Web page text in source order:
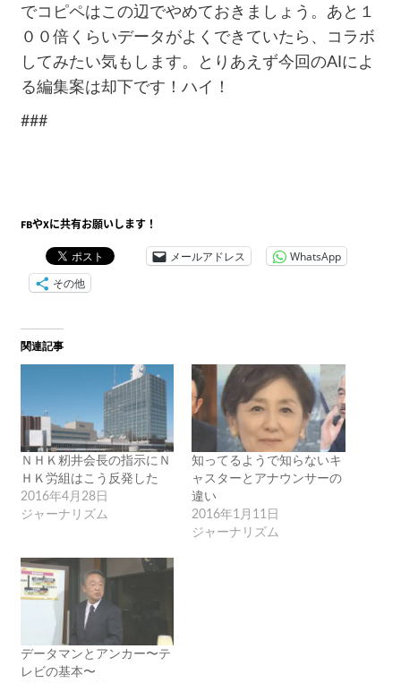
でコピペはこの辺でやめておきましょう。あと１
００倍くらいデータがよくできていたら、コラボ
してみたい気もします。とりあえず今回のAIによ
る編集案は却下です！ハイ！
###
FBやXに共有お願いします！
メールアドレス
WhatsApp
その他
関連記事
ＮＨＫ籾井会長の指示にＮ
ＨＫ労組はこう反発した
2016年4月28日
ジャーナリズム
知ってるようで知らないキ
ャスターとアナウンサーの
違い
2016年1月11日
ジャーナリズム
データマンとアンカー〜テ
レビの基本〜